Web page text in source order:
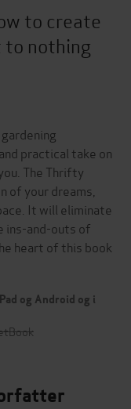
to create
to nothing
practical take on
The Thrifty
of your dreams,
It will eliminate
ins-and-outs of
heart of this book
og Android og i